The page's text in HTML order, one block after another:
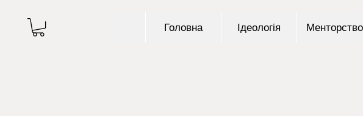
Головна Ідеологія Менторство